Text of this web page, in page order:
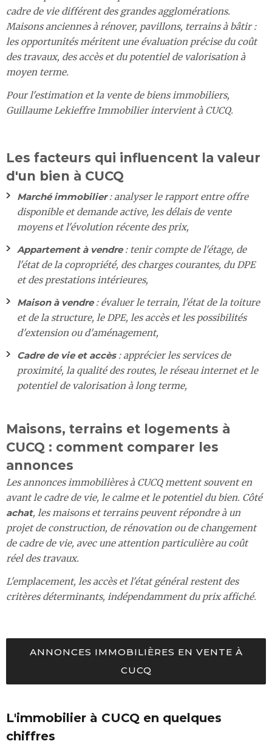
cadre de vie différent des grandes agglomérations.
Maisons anciennes à rénover, pavillons, terrains à bâtir :
les opportunités méritent une évaluation précise du coût
des travaux, des accès et du potentiel de valorisation à
moyen terme.
Pour l'estimation et la vente de biens immobiliers,
Guillaume Lekieffre Immobilier intervient à CUCQ.
Les facteurs qui influencent la valeur
d'un bien à CUCQ
Marché immobilier: analyser le rapport entre offre
disponible et demande active, les délais de vente
moyens et l'évolution récente des prix,
Appartement à vendre: tenir compte de l'étage, de
l'état de la copropriété, des charges courantes, du DPE
et des prestations intérieures,
Maison à vendre: évaluer le terrain, l'état de la toiture
et de la structure, le DPE, les accès et les possibilités
d'extension ou d'aménagement,
Cadre de vie et accès: apprécier les services de
proximité, la qualité des routes, le réseau internet et le
potentiel de valorisation à long terme,
Maisons, terrains et logements à
CUCQ : comment comparer les
annonces
Les annonces immobilières à CUCQ mettent souvent en
avant le cadre de vie, le calme et le potentiel du bien. Côté
achat, les maisons et terrains peuvent répondre à un
projet de construction, de rénovation ou de changement
de cadre de vie, avec une attention particulière au coût
réel des travaux.
L'emplacement, les accès et l'état général restent des
critères déterminants, indépendamment du prix affiché.
ANNONCES IMMOBILIÈRES EN VENTE À
CUCQ
L'immobilier à CUCQ en quelques
chiffres